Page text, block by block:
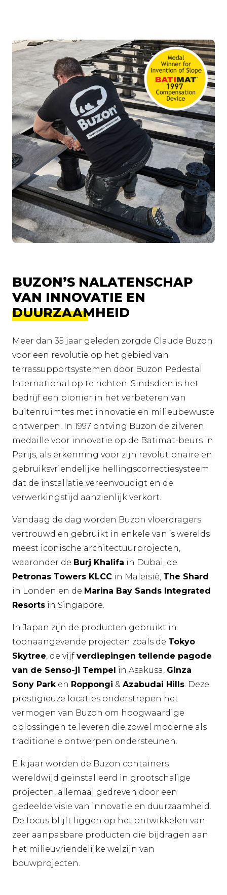
BUZON’S NALATENSCHAP
VAN INNOVATIE EN
DUURZAAMHEID
Meer dan 35 jaar geleden zorgde Claude Buzon
voor een revolutie op het gebied van
terrassupportsystemen door Buzon Pedestal
International op te richten. Sindsdien is het
bedrijf een pionier in het verbeteren van
buitenruimtes met innovatie en milieubewuste
ontwerpen. In 1997 ontving Buzon de zilveren
medaille voor innovatie op de Batimat-beurs in
Parijs, als erkenning voor zijn revolutionaire en
gebruiksvriendelijke hellingscorrectiesysteem
dat de installatie vereenvoudigt en de
verwerkingstijd aanzienlijk verkort.
Vandaag de dag worden Buzon vloerdragers
vertrouwd en gebruikt in enkele van ’s werelds
meest iconische architectuurprojecten,
waaronder de Burj Khalifa in Dubai, de
Petronas Towers KLCC in Maleisië, The Shard
in Londen en de Marina Bay Sands Integrated
Resorts in Singapore.
In Japan zijn de producten gebruikt in
toonaangevende projecten zoals de Tokyo
Skytree, de vijf verdiepingen tellende pagode
van de Senso-ji Tempel
in Asakusa, Ginza
Sony Parken Roppongi & Azabudai Hills. Deze
prestigieuze locaties onderstrepen het
vermogen van Buzon om hoogwaardige
oplossingen te leveren die zowel moderne als
traditionele ontwerpen ondersteunen.
Elk jaar worden de Buzon containers
wereldwijd geïnstalleerd in grootschalige
projecten, allemaal gedreven door een
gedeelde visie van innovatie en duurzaamheid.
De focus blijft liggen op het ontwikkelen van
zeer aanpasbare producten die bijdragen aan
het milieuvriendelijke welzijn van
bouwprojecten.